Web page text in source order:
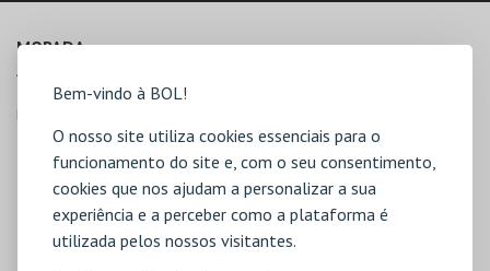
Bem-vindo à BOL!
O nosso site utiliza cookies essenciais para o
funcionamento do site e, com o seu consentimento,
cookies que nos ajudam a personalizar a sua
experiência e a perceber como a plataforma é
utilizada pelos nossos visitantes.
MORADA
Apartado 27073, EC Praça do Município
1144-003 Lisboa
Direcções para Buzico Produções